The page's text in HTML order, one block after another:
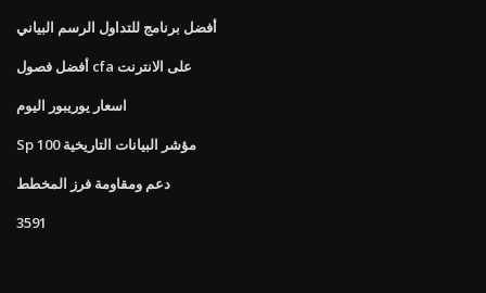
أفضل برنامج للتداول الرسم البياني
أفضل فصول cfa على الانترنت
اسعار يوريبور اليوم
Sp 100 مؤشر البيانات التاريخية
دعم ومقاومة فرز المخطط
3591